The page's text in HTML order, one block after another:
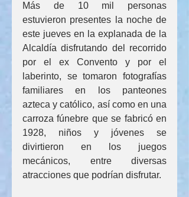
Más de 10 mil personas
estuvieron presentes la noche de
este jueves en la explanada de la
Alcaldía disfrutando del recorrido
por el ex Convento y por el
laberinto, se tomaron fotografías
familiares en los panteones
azteca y católico, así como en una
carroza fúnebre que se fabricó en
1928, niños y jóvenes se
divirtieron en los juegos
mecánicos, entre diversas
atracciones que podrían disfrutar.